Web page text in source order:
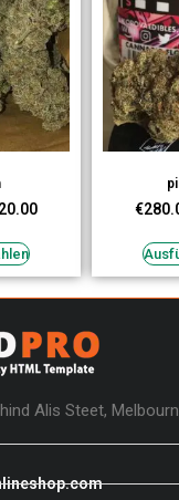
€
Alis Steet,